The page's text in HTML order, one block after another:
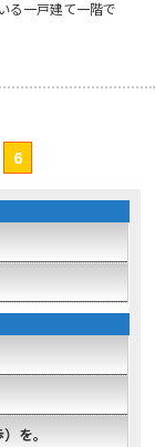
る一戸建て一階で
6
を。